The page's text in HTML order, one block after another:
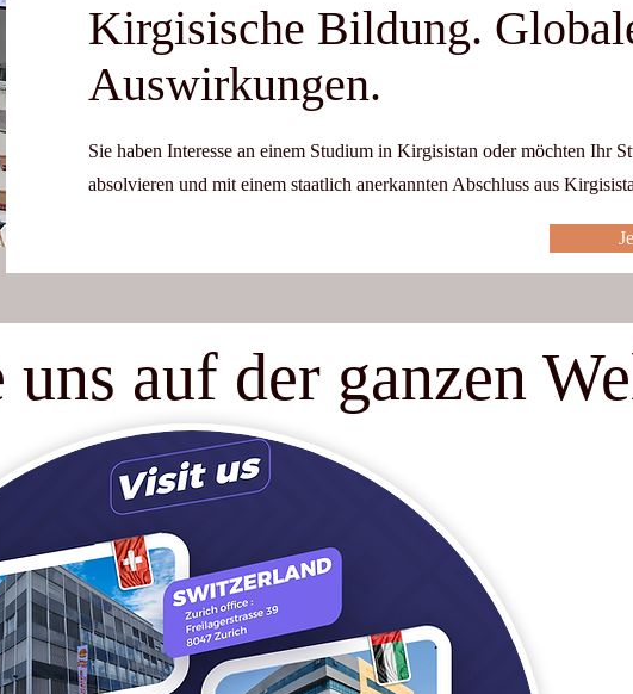
Kirgisische Bildung.
Auswirkungen.
Sie haben Interesse an einem Studium in Kirgisistan oder möchten Ihr
absolvieren und mit einem staatlich anerkannten Abschluss aus
auf der ganzen